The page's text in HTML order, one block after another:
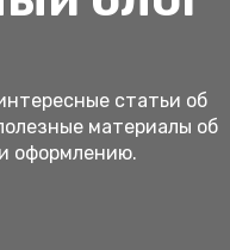
статьи об
материалы об
оформлению.